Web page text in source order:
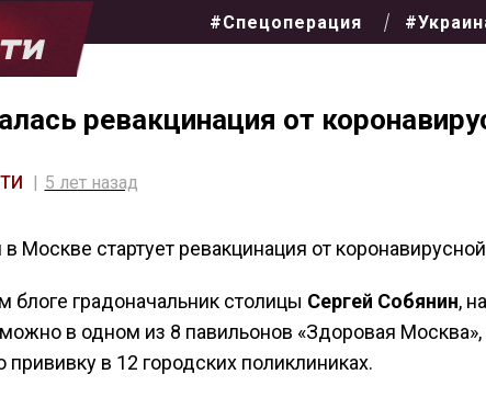
#Спецоперация
ревакцинация от
5 лет назад
Москве стартует ревакцинация от
блоге градоначальник столицы Сергей Собянин,
в одном из 8 павильонов «Здоровая
прививку в 12 городских поликлиниках.